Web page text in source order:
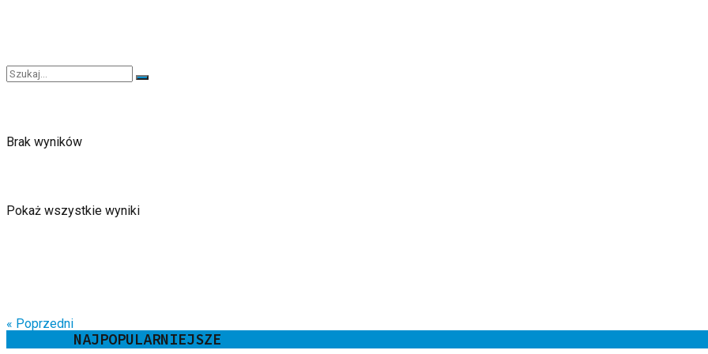
Brak wyników
Pokaż wszystkie wyniki
« Poprzedni
NAJPOPULARNIEJSZE